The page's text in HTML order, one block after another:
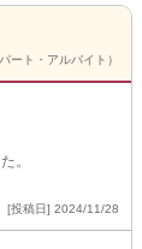
ート・アルバイト）
。
[投稿日] 2024/11/28